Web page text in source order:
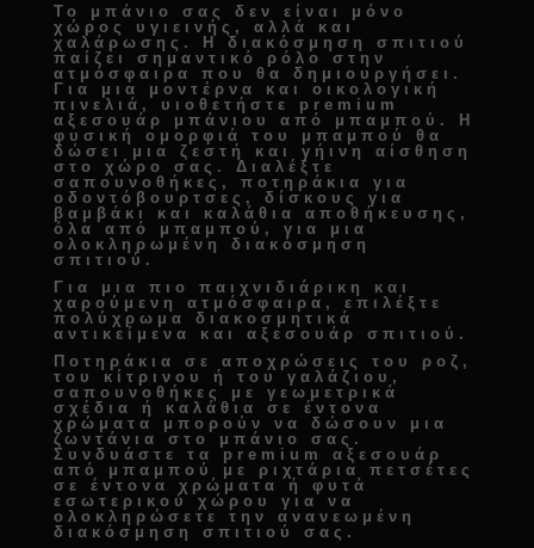
Το μπάνιο σας δεν είναι μόνο
χώρος υγιεινής, αλλά και
χαλάρωσης. Η διακόσμηση σπιτιού
παίζει σημαντικό ρόλο στην
ατμόσφαιρα που θα δημιουργήσει.
Για μια μοντέρνα και οικολογική
πινελιά, υιοθετήστε premium
αξεσουάρ μπάνιου από μπαμπού . Η
φυσική ομορφιά του μπαμπού θα
δώσει μια ζεστή και γήινη αίσθηση
στο χώρο σας. Διαλέξτε
σαπουνοθήκες, ποτηράκια για
οδοντόβουρτσες, δίσκους για
βαμβάκι και καλάθια αποθήκευσης ,
όλα από μπαμπού, για μια
ολοκληρωμένη διακόσμηση
σπιτιού .
Για μια πιο παιχνιδιάρικη και
χαρούμενη ατμόσφαιρα, επιλέξτε
πολύχρωμα διακοσμητικά
αντικείμενα και αξεσουάρ σπιτιού .
Ποτηράκια σε αποχρώσεις του ροζ,
του κίτρινου ή του γαλάζιου,
σαπουνοθήκες με γεωμετρικά
σχέδια ή καλάθια σε έντονα
χρώματα μπορούν να δώσουν μια
ζωντάνια στο μπάνιο σας.
Συνδυάστε τα premium αξεσουάρ
από μπαμπού
με ριχτάρια πετσέτες
σε έντονα χρώματα ή φυτά
εσωτερικού χώρου για να
ολοκληρώσετε την ανανεωμένη
διακόσμηση σπιτιού
σας.